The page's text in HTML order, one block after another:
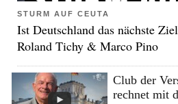
STURM AUF CEUTA
Ist Deutschland das nächste
Roland Tichy & Marco Pino
Club der
rechnet mit